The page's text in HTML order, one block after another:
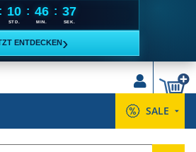
: 10
STD.
: 46
MIN.
: 37
SEK.
ENTDECKEN ›
SALE